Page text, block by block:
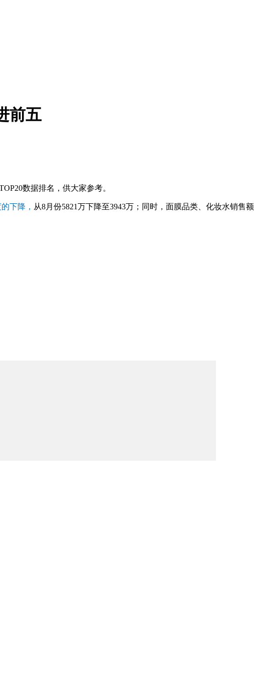
前五
数据排名，供大家参考。
下降， 从8月份5821万下降至3943万；同时，面膜品类、化妆水销售额